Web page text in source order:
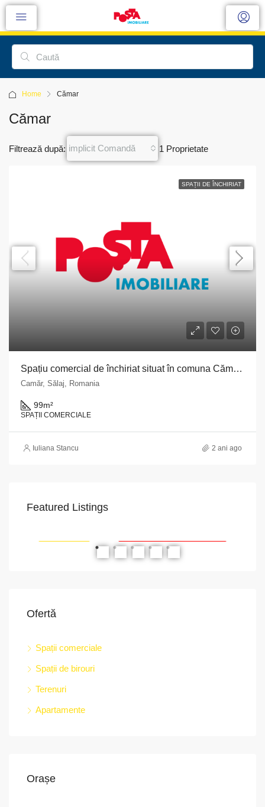
Home Cămar
Cămar
1 Proprietate
Filtrează după: implicit Comandă
SPAȚII DE ÎNCHIRIAT
Spațiu comercial de închiriat situat în comuna Cămar, str. Principală, ap. 1, județul Sălaj
Camăr, Sălaj, Romania
99m²
SPAȚII COMERCIALE
Iuliana Stancu 2 ani ago
Featured Listings
PROPRIETATEA A FOST ÎNCHIRIATĂ
Ofertă
Spații comerciale
Spații de birouri
Terenuri
Apartamente
Orașe